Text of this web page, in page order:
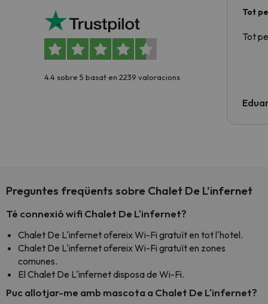
4.4 sobre 5 basat en 2239 valoracions
Tot
Tot
Preguntes freqüents sobre Chalet De L'infernet
Té connexió wifi Chalet De L'infernet?
Chalet De L'infernet ofereix Wi-Fi gratuït en tot l'hotel.
Chalet De L'infernet ofereix Wi-Fi gratuït en zones
comunes.
El Chalet De L'infernet disposa de Wi-Fi.
Puc allotjar-me amb mascota a Chalet De L'infernet?